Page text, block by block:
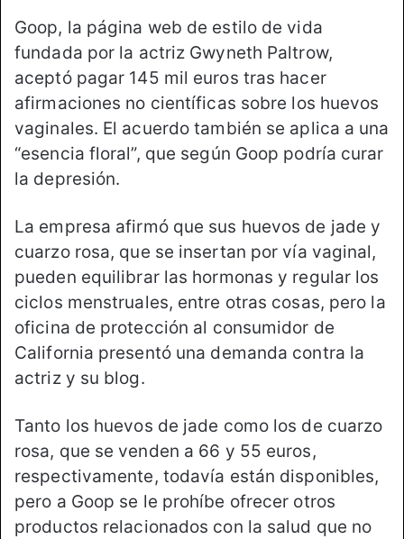
Goop, la página web de estilo de vida
fundada por la actriz Gwyneth Paltrow,
aceptó pagar 145 mil euros tras hacer
afirmaciones no científicas sobre los huevos
vaginales. El acuerdo también se aplica a una
“esencia floral”, que según Goop podría curar
la depresión.
La empresa afirmó que sus huevos de jade y
cuarzo rosa, que se insertan por vía vaginal,
pueden equilibrar las hormonas y regular los
ciclos menstruales, entre otras cosas, pero la
oficina de protección al consumidor de
California presentó una demanda contra la
actriz y su blog.
Tanto los huevos de jade como los de cuarzo
rosa, que se venden a 66 y 55 euros,
respectivamente, todavía están disponibles,
pero a Goop se le prohíbe ofrecer otros
productos relacionados con la salud que no